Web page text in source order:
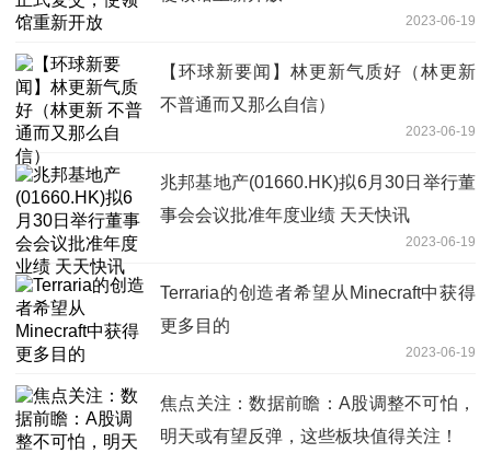
2023-06-19
【环球新要闻】林更新气质好（林更新
不普通而又那么自信）
2023-06-19
兆邦基地产(01660.HK)拟6月30日举行董
事会会议批准年度业绩 天天快讯
2023-06-19
Terraria的创造者希望从Minecraft中获得
更多目的
2023-06-19
焦点关注：数据前瞻：A股调整不可怕，
明天或有望反弹，这些板块值得关注！